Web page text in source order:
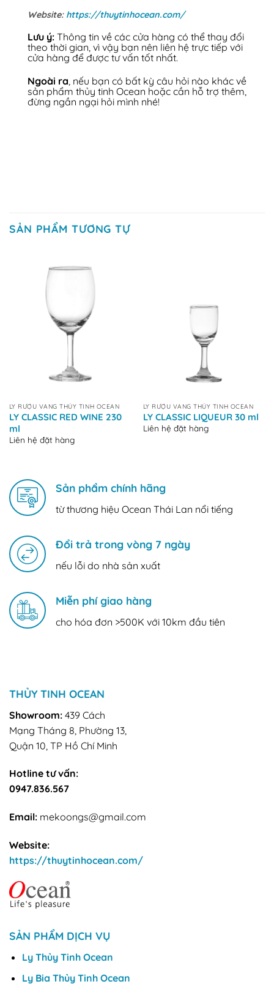
Website: https://thuytinhocean.com/
Lưu ý: Thông tin về các cửa hàng có thể thay đổi
theo thời gian, vì vậy bạn nên liên hệ trực tiếp với
cửa hàng để được tư vấn tốt nhất.
Ngoài ra, nếu bạn có bất kỳ câu hỏi nào khác về
sản phẩm thủy tinh Ocean hoặc cần hỗ trợ thêm,
đừng ngần ngại hỏi mình nhé!
SẢN PHẨM TƯƠNG TỰ
LY RƯỢU VANG THỦY TINH OCEAN
LY CLASSIC RED WINE 230
ml
Liên hệ đặt hàng
LY RƯỢU VANG THỦY TINH OCEAN
LY CLASSIC LIQUEUR 30 ml
Liên hệ đặt hàng
Sản phẩm chính hãng
từ thương hiệu Ocean Thái Lan nổi tiếng
Đổi trả trong vòng 7 ngày
nếu lỗi do nhà sản xuất
Miễn phí giao hàng
cho hóa đơn >500K với 10km đầu tiên
THỦY TINH OCEAN
Showroom: 439 Cách
Mạng Tháng 8, Phường 13,
Quận 10, TP Hồ Chí Minh
Hotline tư vấn:
0947.836.567
Email: mekoongs@gmail.com
Website:
https://thuytinhocean.com/
SẢN PHẨM DỊCH VỤ
Ly Thủy Tinh Ocean
Ly Bia Thủy Tinh Ocean